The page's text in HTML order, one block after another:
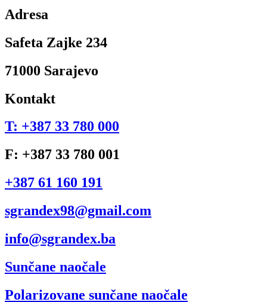
Adresa
Safeta Zajke 234
71000 Sarajevo
Kontakt
T: +387 33 780 000
F: +387 33 780 001
+387 61 160 191
sgrandex98@gmail.com
info@sgrandex.ba
Sunčane naočale
Polarizovane sunčane naočale